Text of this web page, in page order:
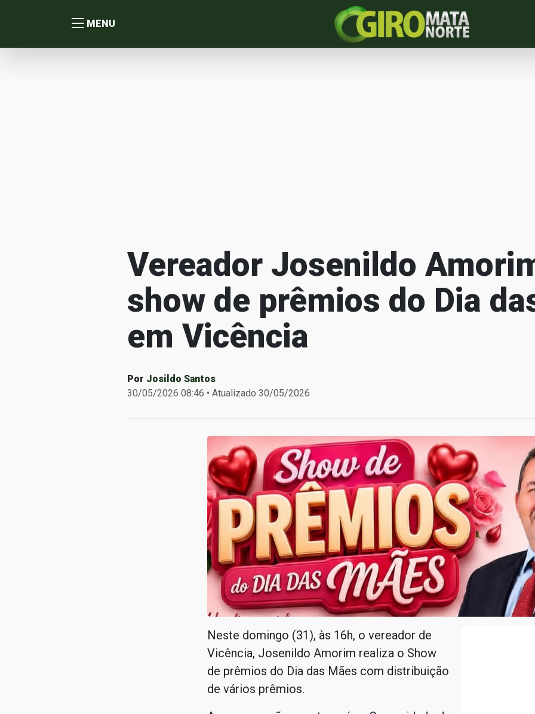
MENU
Vereador Josenildo
show de prêmios do Dia
em Vicência
Por Josildo Santos
30/05/2026 08:46 • Atualizado 30/05/2026
Neste domingo (31), às 16h, o vereador de
Vicência, Josenildo Amorim realiza o Show
de prêmios do Dia das Mães com distribuição
de vários prêmios.